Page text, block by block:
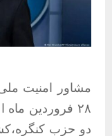
مشاور امنیت
۲۸ فروردین ماه اعلام کرد که
دو حزب